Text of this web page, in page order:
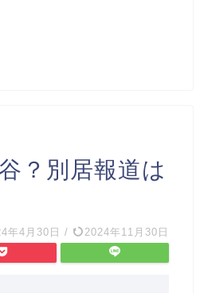
？別居報道は
年4月30日 / 2024年11月30日